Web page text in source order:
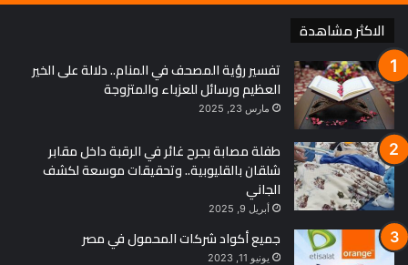
The fourth day, write down long
sentences about all the questions
and try to answer all the questions
The fifth day, create flash cards
these will help you to remember.
الاكثر مشاهدة
تفسير رؤية المصحف في المنام.. دلالة على الخير
العظيم ورسائل للعزباء والمتزوجة
مارس 23, 2025
طفلة مصابة بجرح غائر في الرقبة داخل مقابر
شلقان بالقليوبية.. وتحقيقات موسعة لكشف
الجاني
أبريل 9, 2025
جميع أكواد شركات المحمول في مصر
يونيو 11, 2023